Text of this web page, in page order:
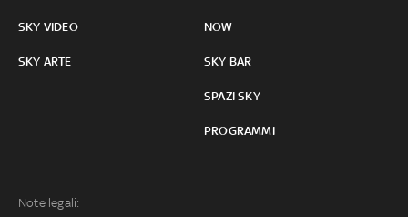
SKY VIDEO
SKY ARTE
NOW
SKY BAR
SPAZI SKY
PROGRAMMI
Note legali: